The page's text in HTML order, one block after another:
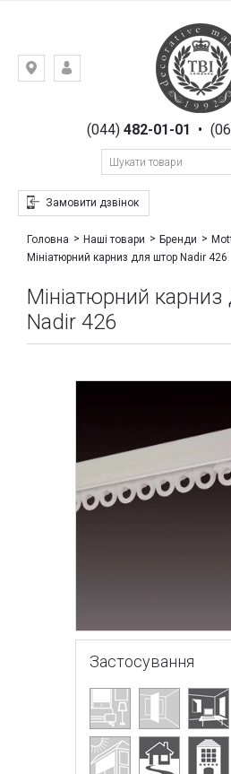
Київ,
Гоголівська,(044)482-01-01 •
Замовити дзвінок
Головна Наші товари Бренди
Мініатюрний карниз для штор Nadir 426
Мініатюрний
Nadir 426
Застосування